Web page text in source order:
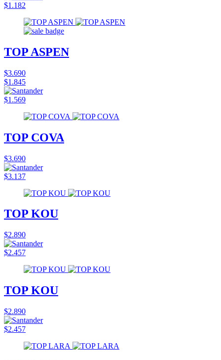
$1.182
TOP ASPEN
$3.690
$1.845
$1.569
TOP COVA
$3.690
$3.137
TOP KOU
$2.890
$2.457
TOP KOU
$2.890
$2.457